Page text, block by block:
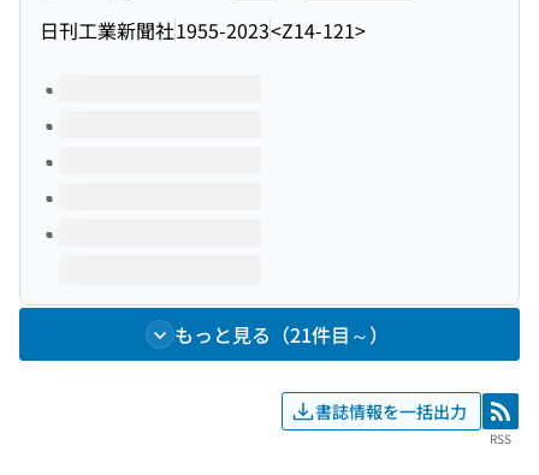
日刊工業新聞社1955-2023<Z14-121>
このタイトルの巻号
もっと見る（21件目～）
書誌情報を一括出力 RSS
RSS